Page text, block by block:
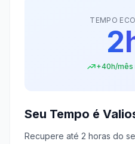
TEMPO
+40h/mês
Seu Tempo é
Recupere até 2 horas do